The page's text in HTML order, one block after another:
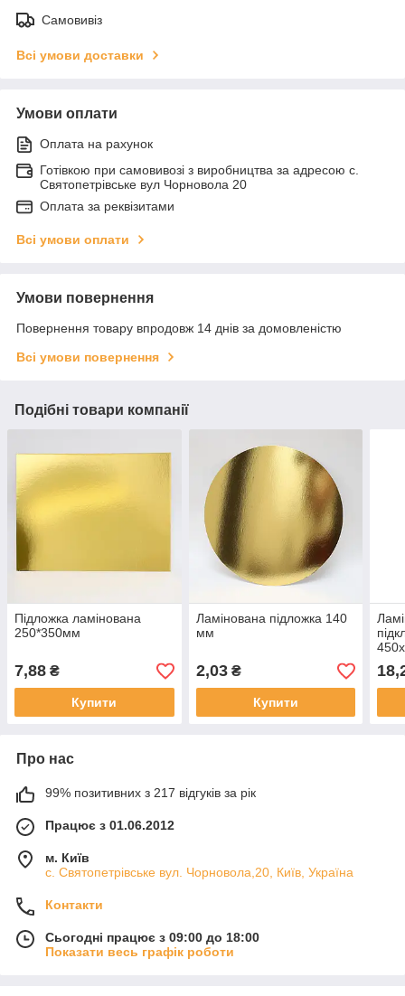
Самовивіз
Всі умови доставки
Умови оплати
Оплата на рахунок
Готівкою при самовивозі з виробництва за адресою с.
Святопетрівське вул Чорновола 20
Оплата за реквізитами
Всі умови оплати
Умови повернення
Повернення товару впродовж 14 днів за домовленістю
Всі умови повернення
Подібні товари компанії
Підложка ламінована
250*350мм
7,88 ₴
Купити
Ламінована підложка 140
мм
2,03₴
Купити
Про нас
99% позитивних з 217 відгуків за рік
Працює з 01.06.2012
м. Київ
с. Святопетрівське вул. Чорновола,20, Київ, Україна
Контакти
Сьогодні працює з 09:00 до 18:00
Показати весь графік роботи